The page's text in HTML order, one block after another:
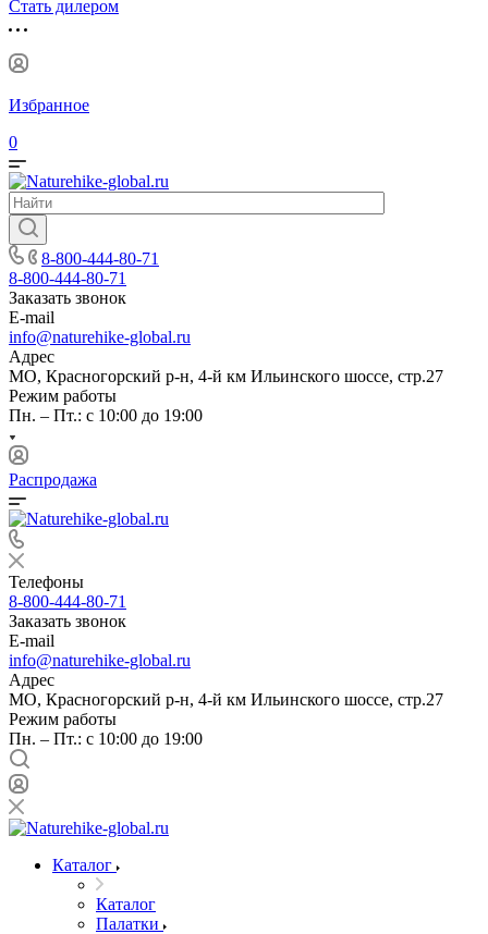
Стать дилером
Избранное
0
8-800-444-80-71
8-800-444-80-71
Заказать звонок
E-mail
info@naturehike-global.ru
Адрес
МО, Красногорский р-н, 4-й км Ильинского шоссе, стр.27
Режим работы
Пн. – Пт.: с 10:00 до 19:00
Распродажа
Телефоны
8-800-444-80-71
Заказать звонок
E-mail
info@naturehike-global.ru
Адрес
МО, Красногорский р-н, 4-й км Ильинского шоссе, стр.27
Режим работы
Пн. – Пт.: с 10:00 до 19:00
Каталог
Каталог
Палатки